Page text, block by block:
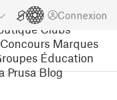
Connexion
Clubs
Concours Marques
Éducation
Prusa Blog